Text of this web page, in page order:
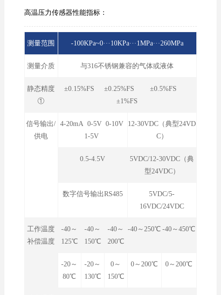
高温压力传感器性能指标：
测量范围 -100KPa~0···10KPa···1MPa···260MPa
测量介质 与316不锈钢兼容的气体或液体
静态精度
①
±0.15%FS ±0.25%FS ±0.5%FS
±1%FS
信号输出/
供电
4-20mA 0-5V 0-10V
1-5V
12-30VDC（典型24VD
C）
0.5-4.5V
5VDC/12-30VDC（典
型24VDC）
数字信号输出RS485
5VDC/5-
16VDC/24VDC
工作温度
补偿温度
-40～
125℃
-40～
150℃
-40～
200℃
-40～250℃ -40～450℃
-20～
80℃
-20～
130℃
0～
150℃
0～200℃ 0～200℃